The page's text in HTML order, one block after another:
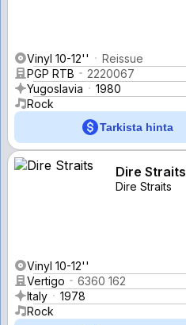
Vinyl 10-12''
Reissue
PGP RTB
2220067
Yugoslavia
1980
Rock
Tarkista hinta
Dire Straits
Dire Straits
Vinyl 10-12''
Vertigo
6360 162
Italy
1978
Rock